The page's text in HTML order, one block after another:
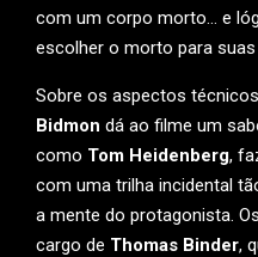
com um corpo morto… e
escolher o morto para
Sobre os aspectos
Bidmon dá ao filme um
como Tom Heidenberg,
com uma trilha incidental
a mente do protagonista.
cargo de Thomas Binder,